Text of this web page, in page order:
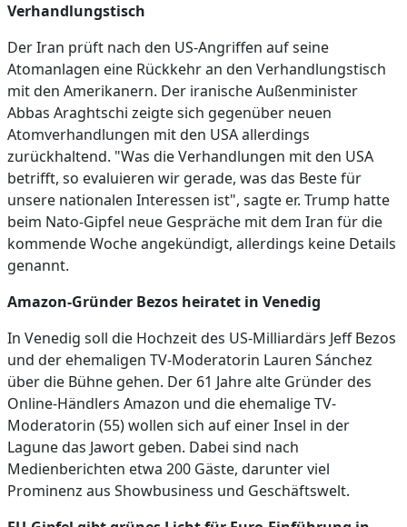
Verhandlungstisch
Der Iran prüft nach den US-Angriffen auf seine
Atomanlagen eine Rückkehr an den Verhandlungstisch
mit den Amerikanern. Der iranische Außenminister
Abbas Araghtschi zeigte sich gegenüber neuen
Atomverhandlungen mit den USA allerdings
zurückhaltend. "Was die Verhandlungen mit den USA
betrifft, so evaluieren wir gerade, was das Beste für
unsere nationalen Interessen ist", sagte er. Trump hatte
beim Nato-Gipfel neue Gespräche mit dem Iran für die
kommende Woche angekündigt, allerdings keine Details
genannt.
Amazon-Gründer Bezos heiratet in Venedig
In Venedig soll die Hochzeit des US-Milliardärs Jeff Bezos
und der ehemaligen TV-Moderatorin Lauren Sánchez
über die Bühne gehen. Der 61 Jahre alte Gründer des
Online-Händlers Amazon und die ehemalige TV-
Moderatorin (55) wollen sich auf einer Insel in der
Lagune das Jawort geben. Dabei sind nach
Medienberichten etwa 200 Gäste, darunter viel
Prominenz aus Showbusiness und Geschäftswelt.